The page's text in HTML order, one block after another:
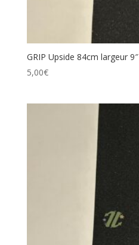
GRIP Upside 84cm largeur 9″
5,00€